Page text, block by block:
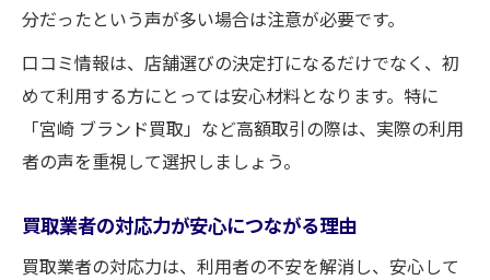
分だったという声が多い場合は注意が必要です。
口コミ情報は、店舗選びの決定打になるだけでなく、初
めて利用する方にとっては安心材料となります。特に
「宮崎 ブランド買取」など高額取引の際は、実際の利用
者の声を重視して選択しましょう。
買取業者の対応力が安心につながる理由
買取業者の対応力は、利用者の不安を解消し、安心して